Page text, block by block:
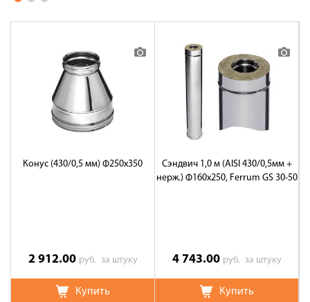
Конус (430/0,5 мм) Ф250х350
2 912.00 руб. за штуку
Купить
Сэндвич 1,0 м (AISI 430/0,5мм +
нерж.) Ф160х250, Ferrum GS 30-50
4 743.00 руб. за штуку
Купить